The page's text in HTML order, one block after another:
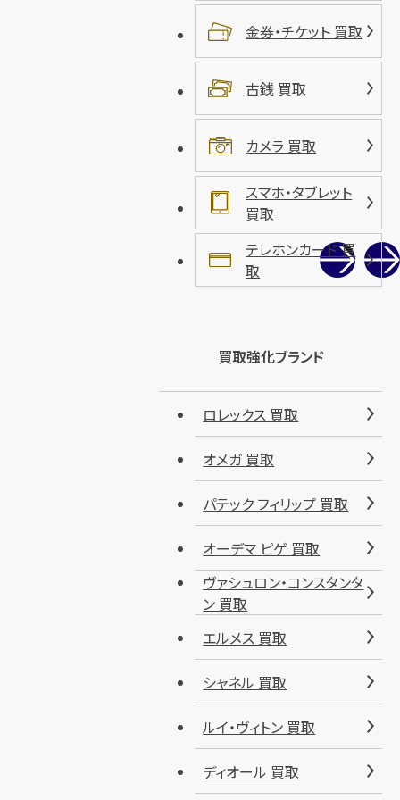
金券・チケット 買取
古銭 買取
カメラ 買取
スマホ・タブレット
買取
テレホンカード 買
取
買取強化ブランド
ロレックス 買取
オメガ 買取
パテック フィリップ 買取
オーデマ ピゲ 買取
ヴァシュロン・コンスタンタ
ン 買取
エルメス 買取
シャネル 買取
ルイ・ヴィトン 買取
ディオール 買取